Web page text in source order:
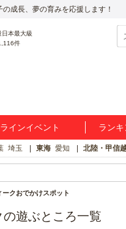
成長、夢の育みを応援します！
件
インイベント ラン
埼玉 東海 愛知 北陸・甲信
クおでかけスポット
遊ぶところ一覧